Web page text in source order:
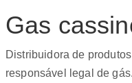
Gas
Distribuidora de
responsável legal de